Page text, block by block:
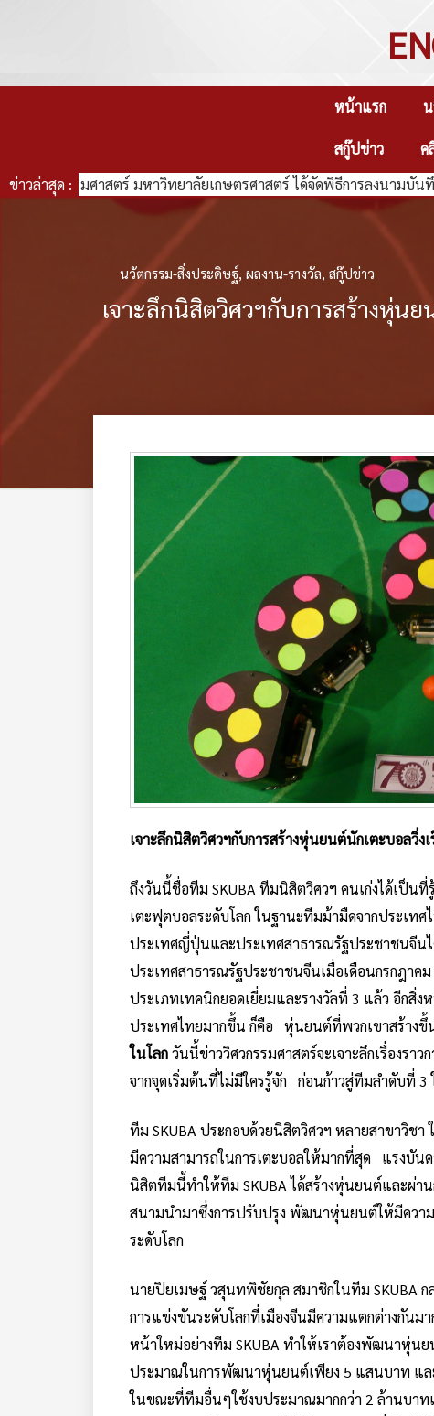
หน้าแรก
สกู๊ปข่าว
ค
ข่าวล่าสุด :
วิศวกรรมศาสตร์ มหาวิทยาลัยเกษตรศาสตร์ ได้จัดพิธีการลงนามบันทึกคว
นวัตกรรม-สิ่งประดิษฐ์, ผลงาน-รางวัล, สกู๊ปข่าว
เจาะลึกนิสิตวิศวฯกับการสร้างหุ่นย
เจาะลึกนิสิตวิศวฯกับการสร้างหุ่นยนต์นักเตะบอลวิ่ง
ถึงวันนี้ชื่อทีม SKUBA ทีมนิสิตวิศวฯ คนเก่งได้เป็น
เตะฟุตบอลระดับโลก ในฐานะทีมม้ามืดจากประเท
ประเทศญี่ปุ่นและประเทศสาธารณรัฐประชาชนจีน
ประเทศสาธารณรัฐประชาชนจีนเมื่อเดือนกรกฎาค
ประเภทเทคนิกยอดเยี่ยมและรางวัลที่ 3 แล้ว อีกสิ่ง
ประเทศไทยมากขึ้น ก็คือ หุ่นยนต์ที่พวกเขาสร้าง
ในโลกวันนี้ข่าววิศวกรรมศาสตร์จะเจาะลึกเรื่อง
จากจุดเริ่มต้นที่ไม่มีใครรู้จัก ก่อนก้าวสู่ทีมลำดับที่
ทีม SKUBA ประกอบด้วยนิสิตวิศวฯ หลายสาขาวิช
มีความสามารถในการเตะบอลให้มากที่สุด แรงบั
นิสิตทีมนี้ทำให้ทีม SKUBA ได้สร้างหุ่นยนต์และผ่า
สนามนำมาซึ่งการปรับปรุง พัฒนาหุ่นยนต์ให้มีควา
ระดับโลก
นายปิยเมษฐ์ วสุนทพิชัยกุล สมาชิกในทีม SKUBA ก
การแข่งขันระดับโลกที่เมืองจีนมีความแตกต่างกัน
หน้าใหม่อย่างทีม SKUBA ทำให้เราต้องพัฒนาหุ่น
ประมาณในการพัฒนาหุ่นยนต์เพียง 5 แสนบาท แล
ในขณะที่ทีมอื่นๆใช้งบประมาณมากกว่า 2 ล้านบาท